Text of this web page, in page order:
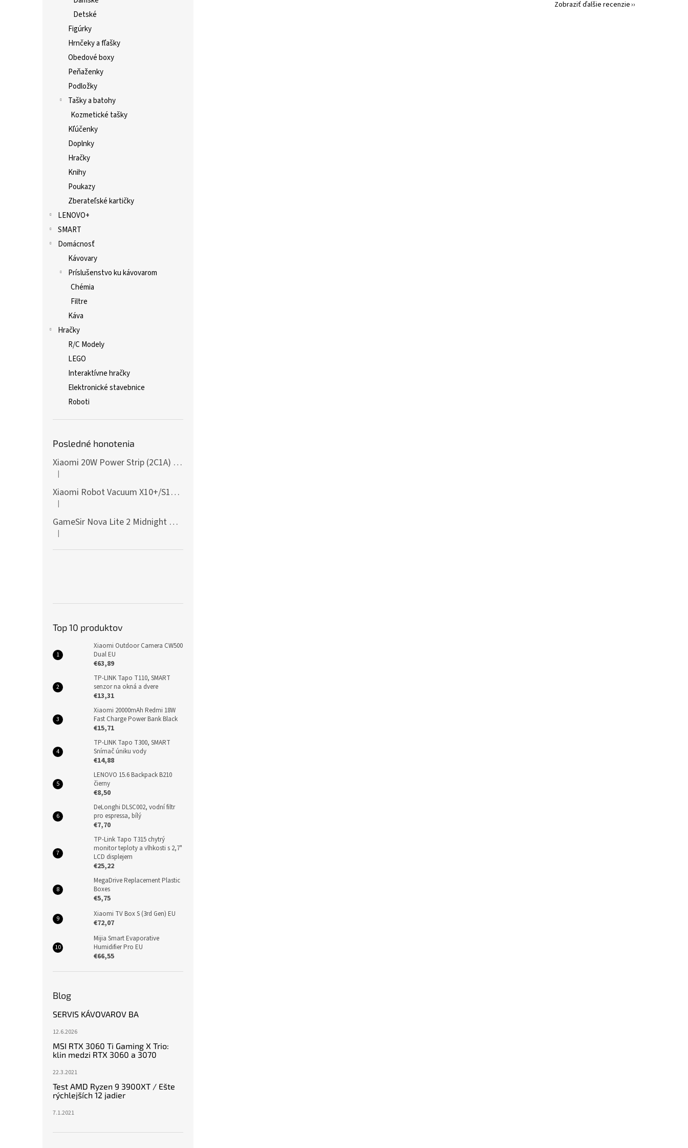
Detské
Figúrky
Hrnčeky a fľašky
Obedové boxy
Peňaženky
Podložky
Tašky a batohy
Kozmetické tašky
Kľúčenky
Doplnky
Hračky
Knihy
Poukazy
Zberateľské kartičky
LENOVO+
SMART
Domácnosť
Kávovary
Príslušenstvo ku kávovarom
Chémia
Filtre
Káva
Hračky
R/C Modely
LEGO
Interaktívne hračky
Elektronické stavebnice
Roboti
Posledné honotenia
Xiaomi 20W Power Strip (2C1A) EU
Hodnotenie produktu je 5 z 5 hviezdičiek.
|
Xiaomi Robot Vacuum X10+/S10+/X10/X20+ Side Brush
Hodnotenie produktu je 5 z 5 hviezdičiek.
|
GameSir Nova Lite 2 Midnight Gray
Hodnotenie produktu je 5 z 5 hviezdičiek.
|
Top 10 produktov
Xiaomi Outdoor Camera CW500
Dual EU
€63,89
TP-LINK Tapo T110, SMART
senzor na okná a dvere
€13,31
Xiaomi 20000mAh Redmi 18W
Fast Charge Power Bank Black
€15,71
TP-LINK Tapo T300, SMART
Snímač úniku vody
€14,88
LENOVO 15.6 Backpack B210
čierny
€8,50
DeLonghi DLSC002, vodní filtr
pro espressa, bílý
€7,70
TP-Link Tapo T315 chytrý
monitor teploty a vlhkosti s 2,7"
LCD displejem
€25,22
MegaDrive Replacement Plastic
Boxes
€5,75
Xiaomi TV Box S (3rd Gen) EU
€72,07
Mijia Smart Evaporative
Humidifier Pro EU
€66,55
Blog
SERVIS KÁVOVAROV BA
12.6.2026
MSI RTX 3060 Ti Gaming X Trio:
klin medzi RTX 3060 a 3070
22.3.2021
Test AMD Ryzen 9 3900XT / Ešte
rýchlejších 12 jadier
7.1.2021
Zobraziť ďalšie recenzie